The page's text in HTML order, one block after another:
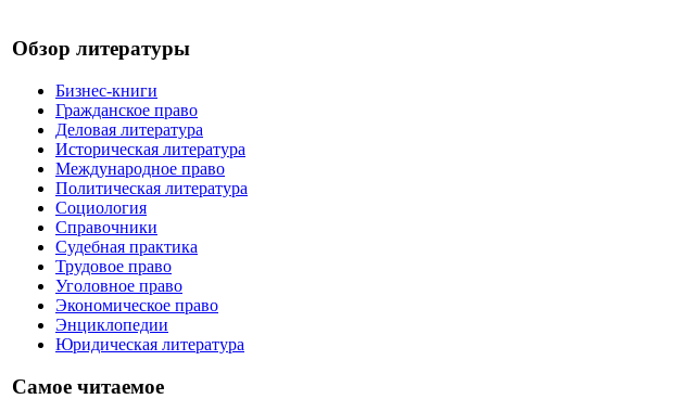
Обзор литературы
Бизнес-книги
Гражданское право
Деловая литература
Историческая литература
Международное право
Политическая литература
Социология
Справочники
Судебная практика
Трудовое право
Уголовное право
Экономическое право
Энциклопедии
Юридическая литература
Самое читаемое